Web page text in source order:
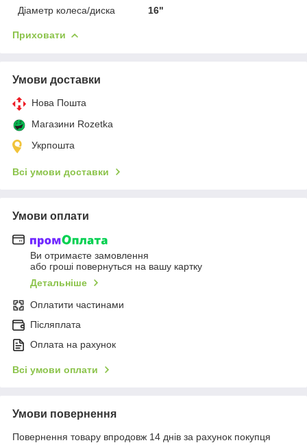
Діаметр колеса/диска
16"
Приховати
Умови доставки
Нова Пошта
Магазини Rozetka
Укрпошта
Всі умови доставки
Умови оплати
Ви отримаєте замовлення
або гроші повернуться на вашу картку
Детальніше
Оплатити частинами
Післяплата
Оплата на рахунок
Всі умови оплати
Умови повернення
Повернення товару впродовж 14 днів за рахунок покупця